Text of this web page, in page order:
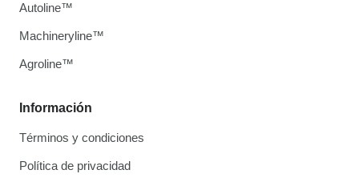
Información
Términos y condiciones
Política de privacidad
Autoline™
Machineryline™
Agroline™